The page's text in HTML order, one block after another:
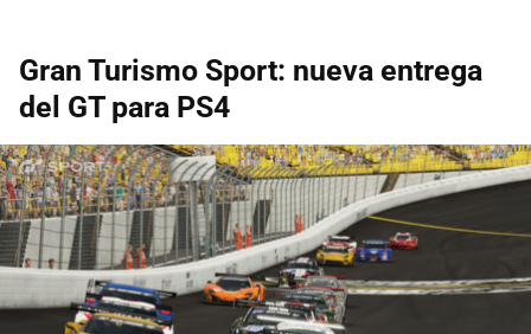
Gran Turismo Sport: nueva entrega
del GT para PS4